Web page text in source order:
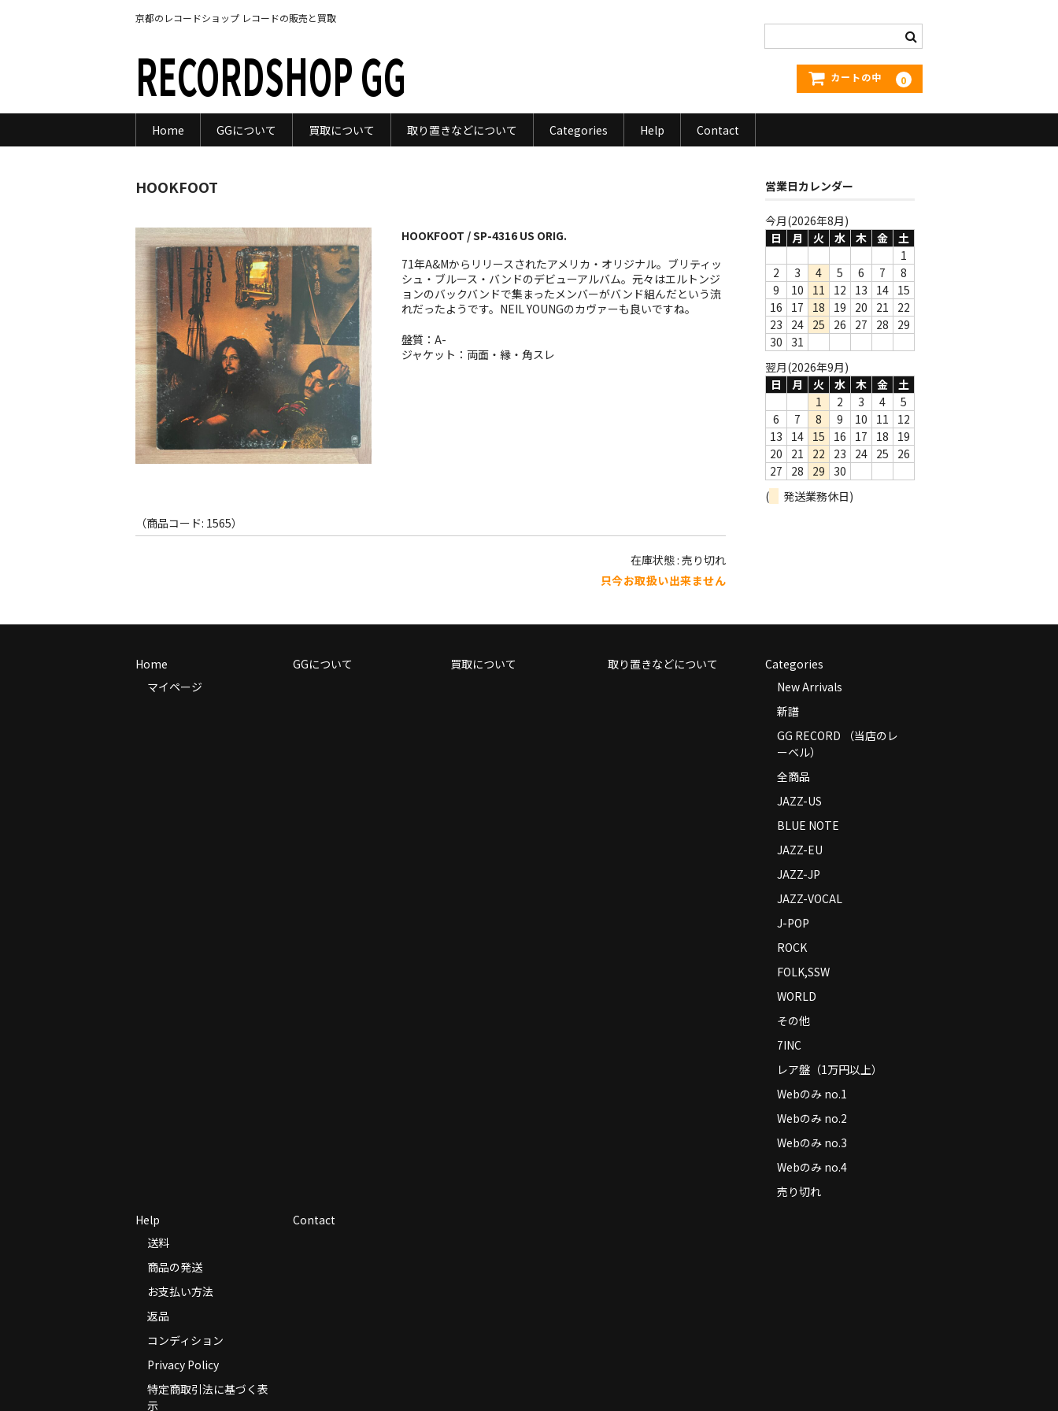
京都のレコードショップ レコードの販売と買取
RECORDSHOP GG カートの中 0
Home GGについて 買取について 取り置きなどについて Categories Help Contact
HOOKFOOT
HOOKFOOT / SP-4316 US ORIG.
71年A&Mからリリースされたアメリカ・オリジナル。ブリティッ
シュ・ブルース・バンドのデビューアルバム。元々はエルトンジ
ョンのバックバンドで集まったメンバーがバンド組んだという流
れだったようです。NEIL YOUNGのカヴァーも良いですね。
盤質：A-
ジャケット：両面・縁・角スレ
（商品コード: 1565）
在庫状態 : 売り切れ
只今お取扱い出来ません
営業日カレンダー
今月(2026年8月)
日
月 火 水 木 金
土
1
2
3 4 5 6 7
8
9
10 11 12 13 14 15
16
17 18 19 20 21
22
23
24 25 26 27 28
29
30
31
翌月(2026年9月)
日
月 火 水 木 金
土
1
2 3 4
5
6
7 8 9 10 11
12
13
14 15 16 17 18
19
20
21 22 23 24 25
26
27
28 29
30
(
発送業務休日)
Home
マイページ
GGについて 買取について 取り置きなどについて
Categories
New Arrivals
新譜
GG RECORD （当店のレ
ーベル）
全商品
JAZZ-US
BLUE NOTE
JAZZ-EU
JAZZ-JP
JAZZ-VOCAL
J-POP
ROCK
FOLK,SSW
WORLD
その他
7INC
レア盤（1万円以上）
Webのみ no.1
Webのみ no.2
Webのみ no.3
Webのみ no.4
売り切れ
Help
送料
商品の発送
お支払い方法
返品
コンディション
Privacy Policy
特定商取引法に基づく表
示
Contact